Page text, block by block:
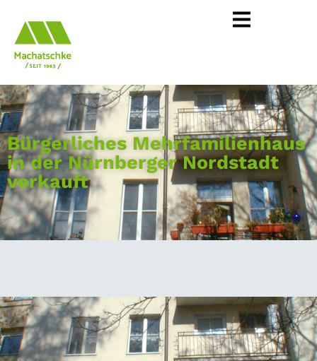
Bürgerliches Mehrfamilienhaus
in der Nürnberger Nordstadt
verkauft